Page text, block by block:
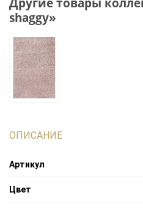
shaggy»
ОПИСАНИЕ
Артикул
Цвет